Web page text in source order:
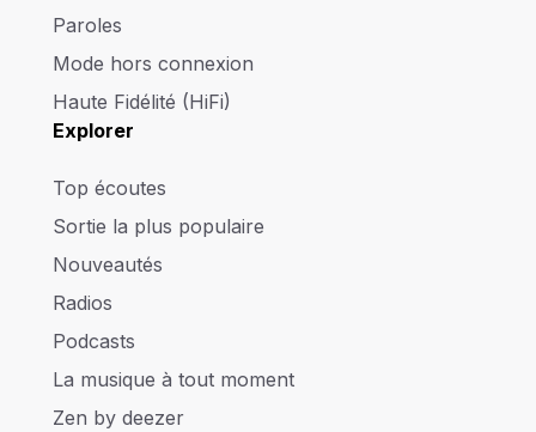
Paroles
Mode hors connexion
Haute Fidélité (HiFi)
Explorer
Top écoutes
Sortie la plus populaire
Nouveautés
Radios
Podcasts
La musique à tout moment
Zen by deezer